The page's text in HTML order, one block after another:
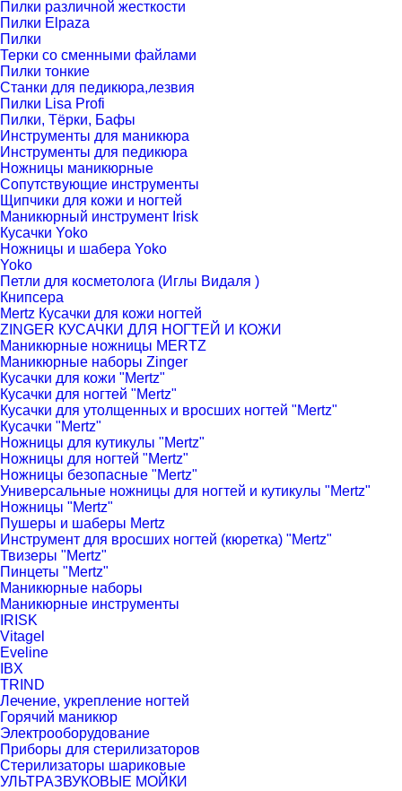
Пилки различной жесткости
Пилки Elpaza
Пилки
Терки со сменными файлами
Пилки тонкие
Станки для педикюра,лезвия
Пилки Lisa Profi
Пилки, Тёрки, Бафы
Инструменты для маникюра
Инструменты для педикюра
Ножницы маникюрные
Сопутствующие инструменты
Щипчики для кожи и ногтей
Маникюрный инструмент Irisk
Кусачки Yoko
Ножницы и шабера Yoko
Yoko
Петли для косметолога (Иглы Видаля )
Книпсера
Mertz Кусачки для кожи ногтей
ZINGER КУСАЧКИ ДЛЯ НОГТЕЙ И КОЖИ
Маникюрные ножницы MERTZ
Маникюрные наборы Zinger
Кусачки для кожи "Mertz"
Кусачки для ногтей "Mertz"
Кусачки для утолщенных и вросших ногтей "Mertz"
Кусачки "Mertz"
Ножницы для кутикулы "Mertz"
Ножницы для ногтей "Mertz"
Ножницы безопасные "Mertz"
Универсальные ножницы для ногтей и кутикулы "Mertz"
Ножницы "Mertz"
Пушеры и шаберы Mertz
Инструмент для вросших ногтей (кюретка) "Mertz"
Твизеры "Mertz"
Пинцеты "Mertz"
Маникюрные наборы
Маникюрные инструменты
IRISK
Vitagel
Eveline
IBX
TRIND
Лечение, укрепление ногтей
Горячий маникюр
Электрооборудование
Приборы для стерилизаторов
Стерилизаторы шариковые
УЛЬТРАЗВУКОВЫЕ МОЙКИ